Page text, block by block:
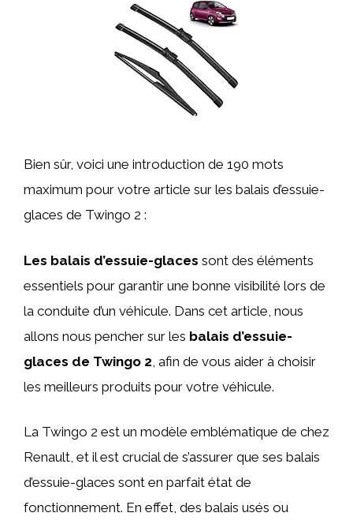
Bien sûr, voici une introduction de 190 mots
maximum pour votre article sur les balais d’essuie-
glaces de Twingo 2 :
Les balais d’essuie-glaces sont des éléments
essentiels pour garantir une bonne visibilité lors de
la conduite d’un véhicule. Dans cet article, nous
allons nous pencher sur les balais d’essuie-
glaces de Twingo 2 , afin de vous aider à choisir
les meilleurs produits pour votre véhicule.
La Twingo 2 est un modèle emblématique de chez
Renault, et il est crucial de s’assurer que ses balais
d’essuie-glaces sont en parfait état de
fonctionnement. En effet, des balais usés ou